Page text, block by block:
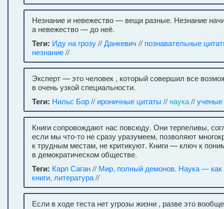
Незнание и невежество — вещи разные. Незнание
а невежество — до неё.
Теги: Иду на грозу//Данкевич // познавательные
незнание//
Эксперт — это человек , который совершил все
в очень узкой специальности.
Теги: Нильс Бор// ироничные цитаты // наука//ученые
Книги сопровождают нас повсюду. Они терпеливы,
если мы что-то не сразу уразумеем, позволяют
к трудным местам, не критикуют. Книги — ключ к
в демократическом обществе.
Теги: Карл Саган// Мир, полный демонов. Наука — как
книги, литература//
Если в ходе теста нет угрозы жизни , разве это